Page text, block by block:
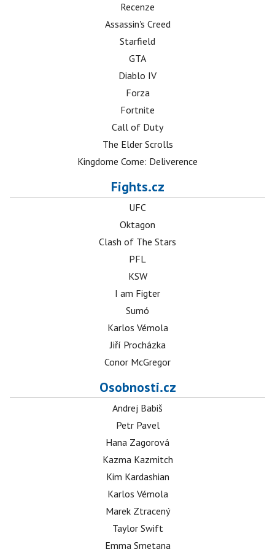
Recenze
Assassin's Creed
Starfield
GTA
Diablo IV
Forza
Fortnite
Call of Duty
The Elder Scrolls
Kingdome Come: Deliverence
Fights.cz
UFC
Oktagon
Clash of The Stars
PFL
KSW
I am Figter
Sumó
Karlos Vémola
Jiří Procházka
Conor McGregor
Osobnosti.cz
Andrej Babiš
Petr Pavel
Hana Zagorová
Kazma Kazmitch
Kim Kardashian
Karlos Vémola
Marek Ztracený
Taylor Swift
Emma Smetana